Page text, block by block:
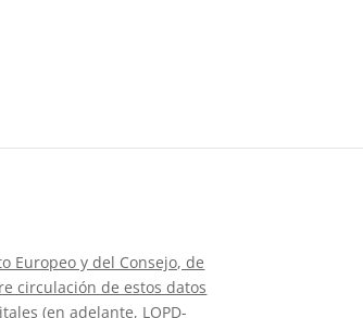
Europeo y del Consejo, de
circulación de estos datos
(en adelante, LOPD-